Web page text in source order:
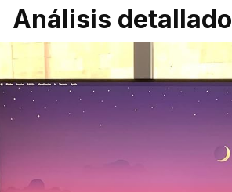
Análisis detallado